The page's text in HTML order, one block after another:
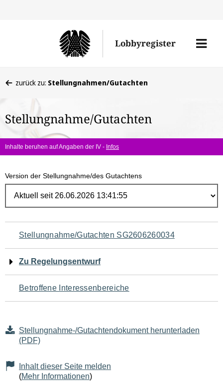
Lobbyregister
Menü
befinden
hier:
zurück zu: Stellungnahmen/Gutachten
Stellungnahme/Gutachten
Inhalte beruhen auf Angaben der IV - Infos
Version der Stellungnahme/des Gutachtens
Navigation
für
den
Seiteninhalt
Stellungnahme/Gutachten SG2606260034
Zu Regelungsentwurf
Betroffene Interessenbereiche
Stellungnahme-/Gutachtendokument herunterladen
(PDF)
Inhalt dieser Seite melden
(Mehr Informationen)